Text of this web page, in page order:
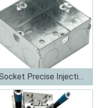
Rohkem
Socket Precise Injection Mold